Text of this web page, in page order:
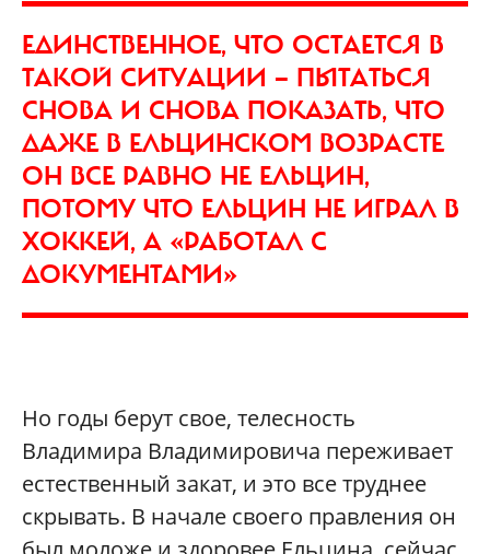
ЕДИНСТВЕННОЕ, ЧТО ОСТАЕТСЯ В
ТАКОЙ СИТУАЦИИ — ПЫТАТЬСЯ
СНОВА И СНОВА ПОКАЗАТЬ, ЧТО
ДАЖЕ В ЕЛЬЦИНСКОМ ВОЗРАСТЕ
ОН ВСЕ РАВНО НЕ ЕЛЬЦИН,
ПОТОМУ ЧТО ЕЛЬЦИН НЕ ИГРАЛ В
ХОККЕЙ, А «РАБОТАЛ С
ДОКУМЕНТАМИ»
Но годы берут свое, телесность
Владимира Владимировича переживает
естественный закат, и это все труднее
скрывать. В начале своего правления он